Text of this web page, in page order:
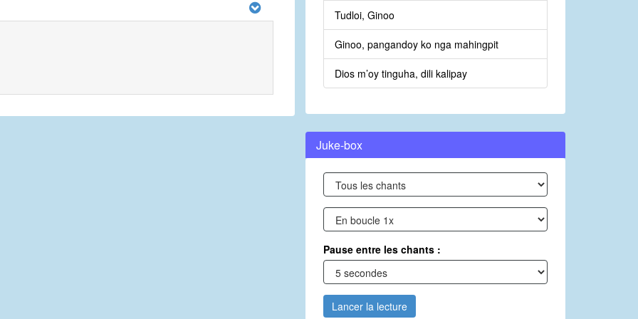
Tudloi, Ginoo
Ginoo, pangandoy ko nga mahingpit
Dios m’oy tinguha, dili kalipay
Juke-box
Pause entre les chants :
Lancer la lecture